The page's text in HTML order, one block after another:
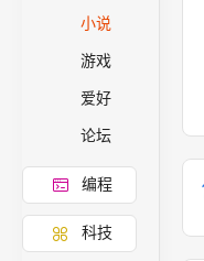
小说
游戏
爱好
论坛
编程
科技